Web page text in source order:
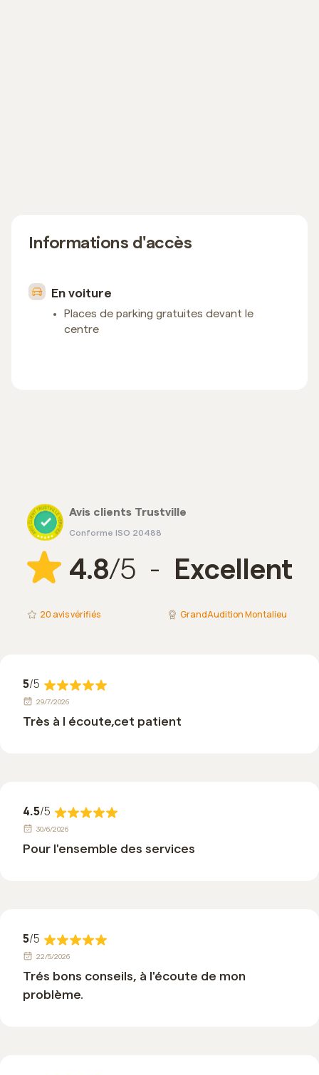
Informations d'accès
En voiture
Places de parking gratuites devant le
centre
Avis clients Trustville
Conforme ISO 20488
4.8/5 - Excellent
20 avis vérifiés GrandAudition Montalieu
5/5
29/7/2026
Très à l écoute,cet patient
4.5/5
30/6/2026
Pour l'ensemble des services
5/5
22/5/2026
Trés bons conseils, à l'écoute de mon
problème.